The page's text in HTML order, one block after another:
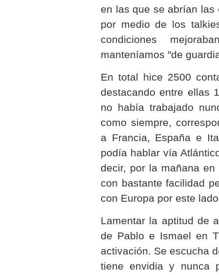
en las que se abrían las
por medio de los
condiciones
manteníamos "de
En total hice 2500
destacando entre ellas
no había trabajado
como siempre,
a Francia, España e
podía hablar vía
decir, por la mañana
con bastante facilidad
con Europa por este
Lamentar la aptitud de
de Pablo e Ismael en
activación. Se escucha
tiene envidia y nunca